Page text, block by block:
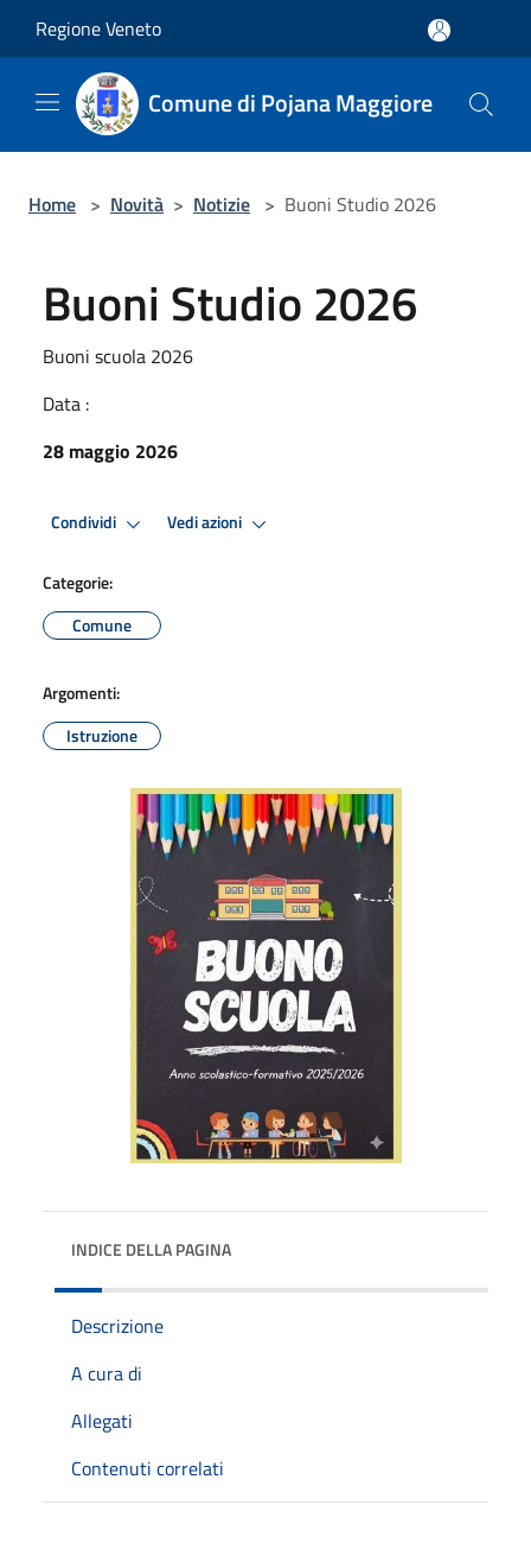
Regione Veneto
Comune di Pojana Maggiore
Home > Novità > Notizie > Buoni Studio 2026
Buoni Studio 2026
Buoni scuola 2026
Data :
28 maggio 2026
Condividi Vedi azioni
Categorie:
Comune
Argomenti:
Istruzione
INDICE DELLA PAGINA
Descrizione
A cura di
Allegati
Contenuti correlati